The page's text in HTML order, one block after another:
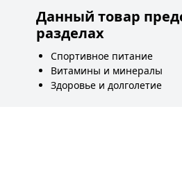
Данный товар
разделах
Спортивное питание
Витамины и минералы
Здоровье и долголетие